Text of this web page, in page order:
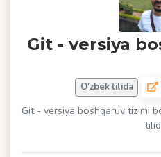
Git - versiya
O'zbek tilida
Git - versiya boshqaruv tizimi